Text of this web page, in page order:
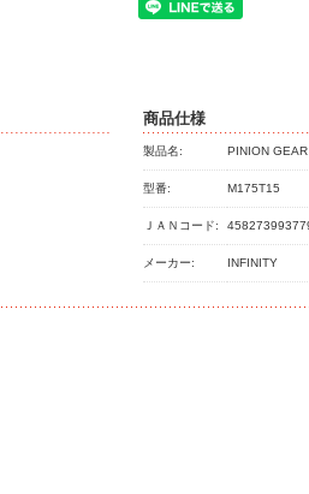
商品仕様
製品名: PINION
型番: M175T15
ＪＡＮコード:
メーカー: INFINITY